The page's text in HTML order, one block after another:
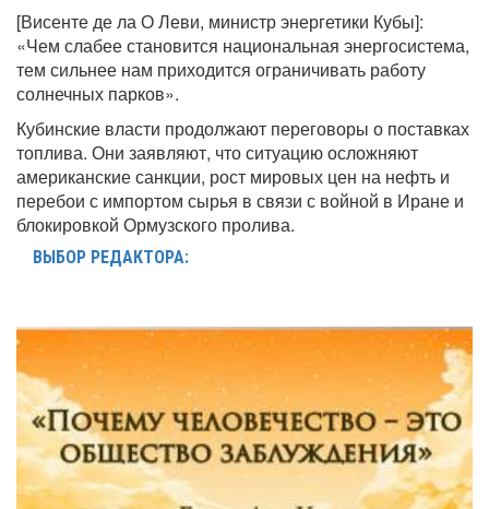
[Висенте де ла О Леви, министр энергетики Кубы]:
«Чем слабее становится национальная энергосистема,
тем сильнее нам приходится ограничивать работу
солнечных парков».
Кубинские власти продолжают переговоры о поставках
топлива. Они заявляют, что ситуацию осложняют
американские санкции, рост мировых цен на нефть и
перебои с импортом сырья в связи с войной в Иране и
блокировкой Ормузского пролива.
ВЫБОР РЕДАКТОРА: